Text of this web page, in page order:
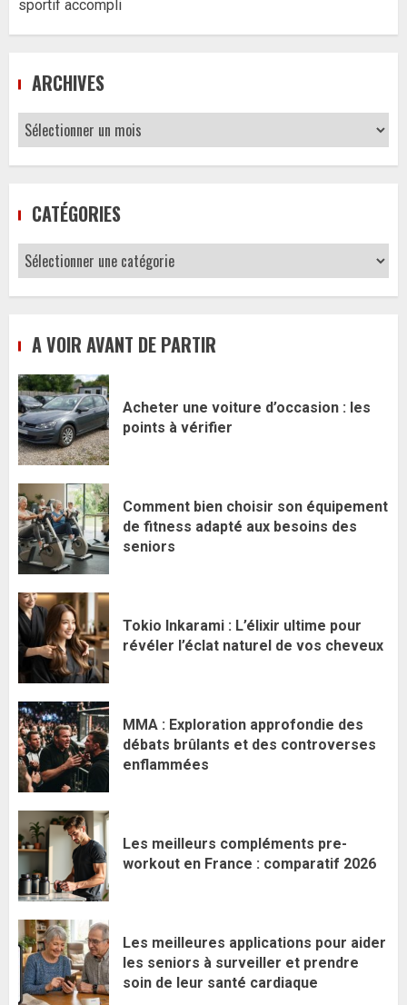
sportif accompli
ARCHIVES
Archives
CATÉGORIES
Catégories
A VOIR AVANT DE PARTIR
Acheter une voiture d’occasion : les
points à vérifier
Comment bien choisir son équipement
de fitness adapté aux besoins des
seniors
Tokio Inkarami : L’élixir ultime pour
révéler l’éclat naturel de vos cheveux
MMA : Exploration approfondie des
débats brûlants et des controverses
enflammées
Les meilleurs compléments pre-
workout en France : comparatif 2026
Les meilleures applications pour aider
les seniors à surveiller et prendre
soin de leur santé cardiaque